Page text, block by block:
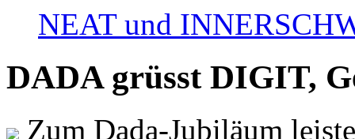
NEAT und
DADA grüsst DIGIT,
Zum Dada-Jubiläum